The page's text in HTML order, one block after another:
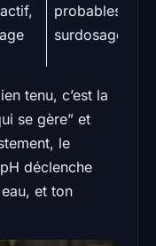
probables,
surdosage
tenu, c’est la
se gère” et
le
déclenche
et ton